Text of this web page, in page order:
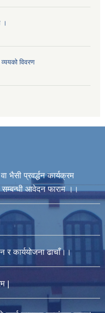
।
विवरण
भैसी प्रवर्द्धन कार्यक्रम
सम्बन्धी आवेदन फाराम ।।
र कार्ययोजना ढाचाँ।।
|